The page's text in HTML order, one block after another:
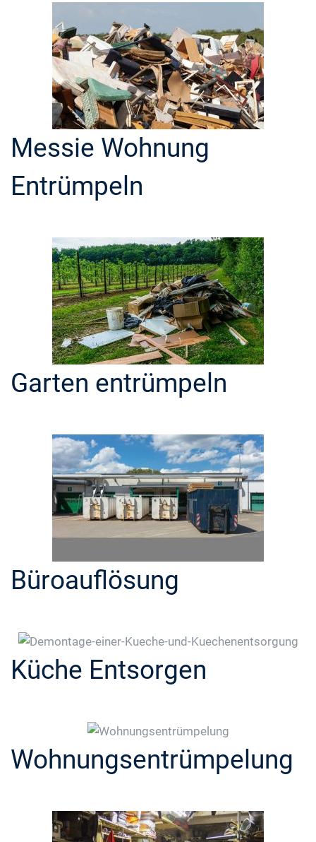
Messie Wohnung
Entrümpeln
Garten entrümpeln
Büroauflösung
Küche Entsorgen
Wohnungsentrümpelung